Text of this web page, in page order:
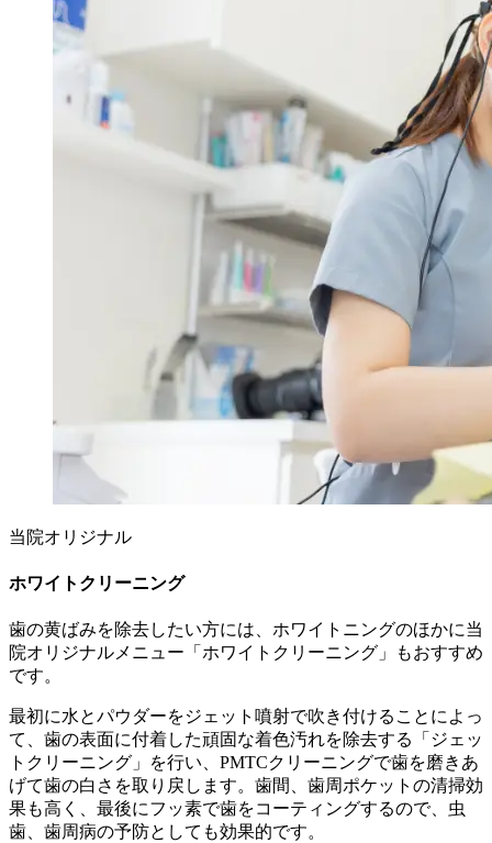
当院オリジナル
ホワイトクリーニング
歯の黄ばみを除去したい方には、ホワイトニングのほかに当
院オリジナルメニュー「ホワイトクリーニング」もおすすめ
です。
最初に水とパウダーをジェット噴射で吹き付けることによっ
て、歯の表面に付着した頑固な着色汚れを除去する「ジェッ
トクリーニング」を行い、PMTCクリーニングで歯を磨きあ
げて歯の白さを取り戻します。歯間、歯周ポケットの清掃効
果も高く、最後にフッ素で歯をコーティングするので、虫
歯、歯周病の予防としても効果的です。